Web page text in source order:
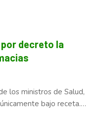
decreto la
los ministros de Salud,
bajo receta.…